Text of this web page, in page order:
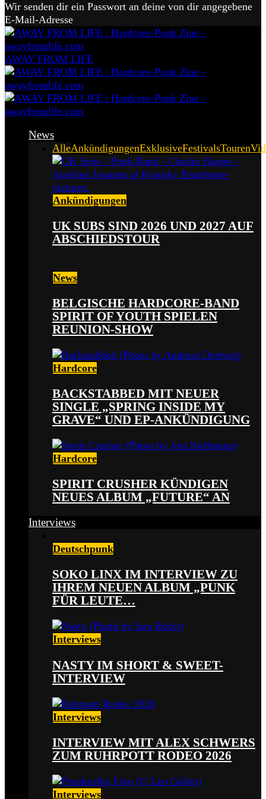
Wir senden dir ein Passwort an deine von dir angegebene
E-Mail-Adresse
AWAY FROM LIFE
News
AlleAnkündigungenExklusiveFestivalsTouren
Ankündigungen
UK SUBS SIND 2026 UND 2027 AUF
ABSCHIEDSTOUR
News
BELGISCHE HARDCORE-BAND
SPIRIT OF YOUTH SPIELEN
REUNION-SHOW
Hardcore
BACKSTABBED MIT NEUER
SINGLE „SPRING INSIDE MY
GRAVE“ UND EP-ANKÜNDIGUNG
Hardcore
SPIRIT CRUSHER KÜNDIGEN
NEUES ALBUM „FUTURE“ AN
Interviews
Deutschpunk
SOKO LINX IM INTERVIEW ZU
IHREM NEUEN ALBUM „PUNK
FÜR LEUTE…
Interviews
NASTY IM SHORT & SWEET-
INTERVIEW
Interviews
INTERVIEW MIT ALEX SCHWERS
ZUM RUHRPOTT RODEO 2026
Interviews